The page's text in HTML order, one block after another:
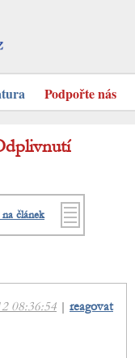
Podpořte nás
článek
08:36:54 | reagovat